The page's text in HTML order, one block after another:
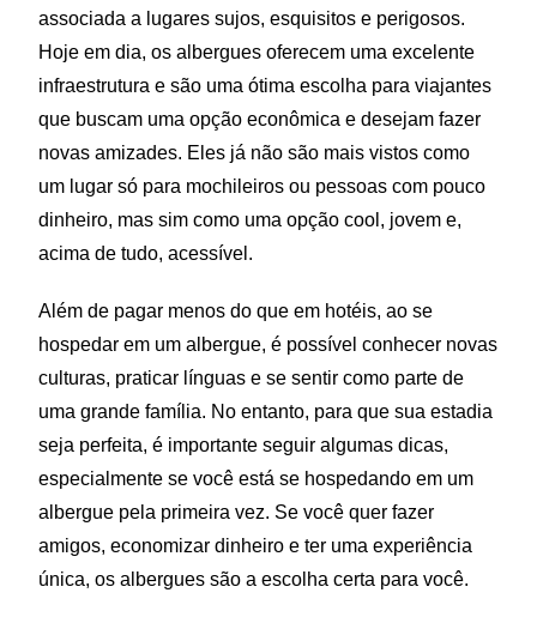
associada a lugares sujos, esquisitos e perigosos.
Hoje em dia, os albergues oferecem uma excelente
infraestrutura e são uma ótima escolha para viajantes
que buscam uma opção econômica e desejam fazer
novas amizades. Eles já não são mais vistos como
um lugar só para mochileiros ou pessoas com pouco
dinheiro, mas sim como uma opção cool, jovem e,
acima de tudo, acessível.
Além de pagar menos do que em hotéis, ao se
hospedar em um albergue, é possível conhecer novas
culturas, praticar línguas e se sentir como parte de
uma grande família. No entanto, para que sua estadia
seja perfeita, é importante seguir algumas dicas,
especialmente se você está se hospedando em um
albergue pela primeira vez. Se você quer fazer
amigos, economizar dinheiro e ter uma experiência
única, os albergues são a escolha certa para você.